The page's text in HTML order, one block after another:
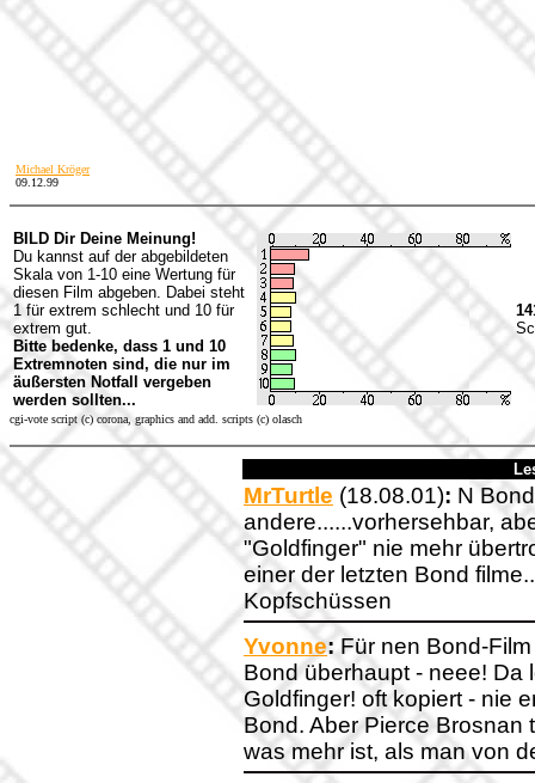
Michael Kröger
09.12.99
BILD Dir Deine Meinung!
Du kannst auf der abgebildeten
Skala von 1-10 eine Wertung für
diesen Film abgeben. Dabei steht
1 für extrem schlecht und 10 für
extrem gut.
Bitte bedenke, dass 1 und 10
Extremnoten sind, die nur im
äußersten Notfall vergeben
werden sollten...
cgi-vote script (c) corona, graphics and add. scripts (c) olasch
MrTurtle (18.08.01): N
andere......vorhersehbar,
"Goldfinger" nie mehr
einer der letzten Bond
Kopfschüssen
Yvonne: Für nen Bond-
Bond überhaupt - neee! Da
Goldfinger! oft kopiert - nie
Bond. Aber Pierce Brosnan
was mehr ist, als man von